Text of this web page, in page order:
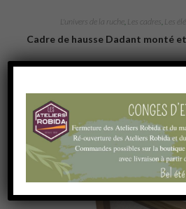
L'univers de la ruche , Les cadres, Les
Cadre de hausse Dadant monté
1,44€